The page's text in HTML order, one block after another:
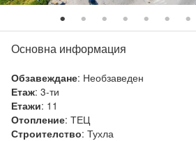
Основна информация
Обзавеждане: Необзаведен
Етаж: 3-ти
Етажи: 11
Отопление: ТЕЦ
Строителство: Тухла